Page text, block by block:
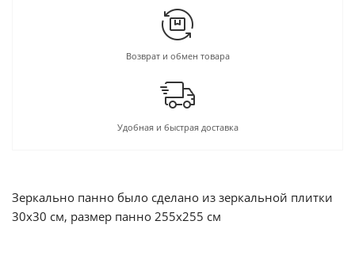
Возврат и обмен товара
Удобная и быстрая доставка
Зеркально панно было сделано из зеркальной плитки
30х30 см, размер панно 255х255 см